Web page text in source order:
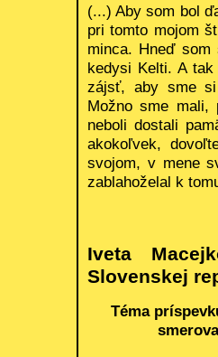
(...) Aby som bol
pri tomto mojom
minca. Hneď
kedysi Kelti. A
zájsť, aby sme si
Možno sme
neboli dostali
akokoľvek,
svojom, v mene
zablahoželal k
Iveta
Slovenskej
Téma